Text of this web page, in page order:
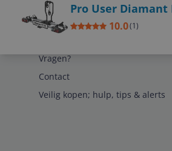
Pro User Diamant
10.0(1)
Vragen?
Contact
Veilig kopen; hulp, tips & alerts